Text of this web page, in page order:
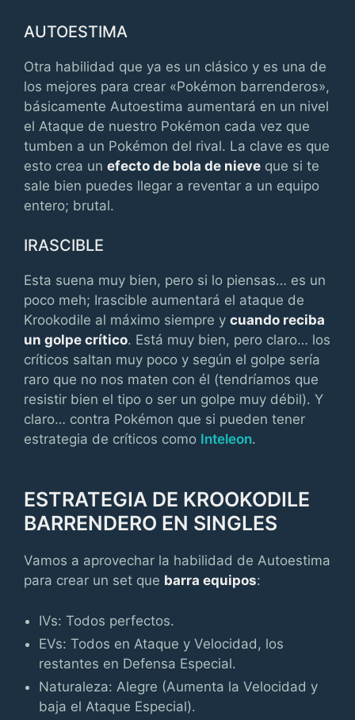
AUTOESTIMA
Otra habilidad que ya es un clásico y es una de
los mejores para crear «Pokémon barrenderos»,
básicamente Autoestima aumentará en un nivel
el Ataque de nuestro Pokémon cada vez que
tumben a un Pokémon del rival. La clave es que
esto crea un efecto de bola de nieve que si te
sale bien puedes llegar a reventar a un equipo
entero; brutal.
IRASCIBLE
Esta suena muy bien, pero si lo piensas… es un
poco meh; Irascible aumentará el ataque de
Krookodile al máximo siempre y cuando reciba
un golpe crítico. Está muy bien, pero claro… los
críticos saltan muy poco y según el golpe sería
raro que no nos maten con él (tendríamos que
resistir bien el tipo o ser un golpe muy débil). Y
claro… contra Pokémon que si pueden tener
estrategia de críticos como Inteleon.
ESTRATEGIA DE KROOKODILE
BARRENDERO EN SINGLES
Vamos a aprovechar la habilidad de Autoestima
para crear un set que barra equipos:
IVs: Todos perfectos.
EVs: Todos en Ataque y Velocidad, los
restantes en Defensa Especial.
Naturaleza: Alegre (Aumenta la Velocidad y
baja el Ataque Especial).